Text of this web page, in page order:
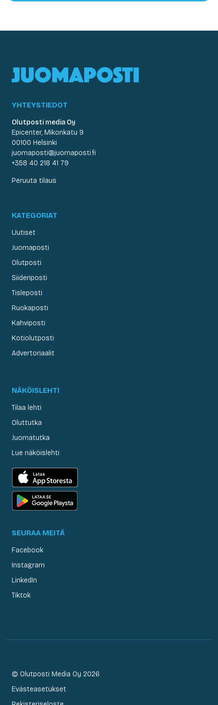
YHTEYSTIEDOT
Olutposti media Oy
Epicenter, Mikonkatu 9
00100 Helsinki
juomaposti@juomaposti.fi
+358 40 218 41 79
Peruuta tilaus
KATEGORIAT
Uutiset
Juomaposti
Olutposti
Siideriposti
Tisleposti
Ruokaposti
Kahviposti
Kotiolutposti
Advertoriaalit
NÄKÖISLEHTI
Tilaa lehti
Oluttutka
Juomatutka
Lue näköislehti
SEURAA MEITÄ
Facebook
Instagram
LinkedIn
Tiktok
© Olutposti Media Oy 2026
Evästeasetukset